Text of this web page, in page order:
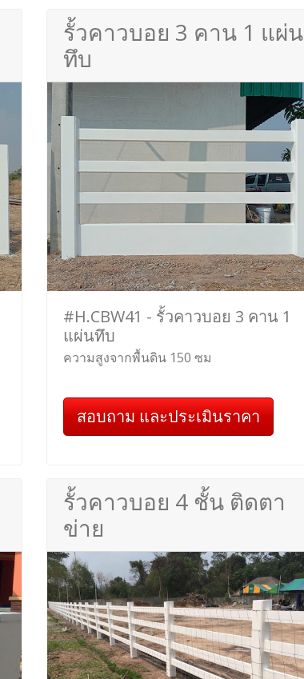
รั้วคาวบอย 3 คาน 1 แผ่น
ทึบ
#H.CBW41 - รั้วคาวบอย 3 คาน 1
แผ่นทึบ
ความสูงจากพื้นดิน 150 ซม
สอบถาม และประเมินราคา
รั้วคาวบอย 4 ชั้น ติดตา
ข่าย